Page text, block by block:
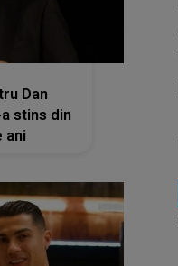
Dan
stins din
ani